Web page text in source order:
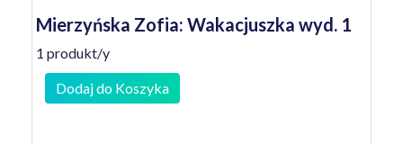
Mierzyńska Zofia: Wakacjuszka wyd. 1
1 produkt/y
Dodaj do Koszyka